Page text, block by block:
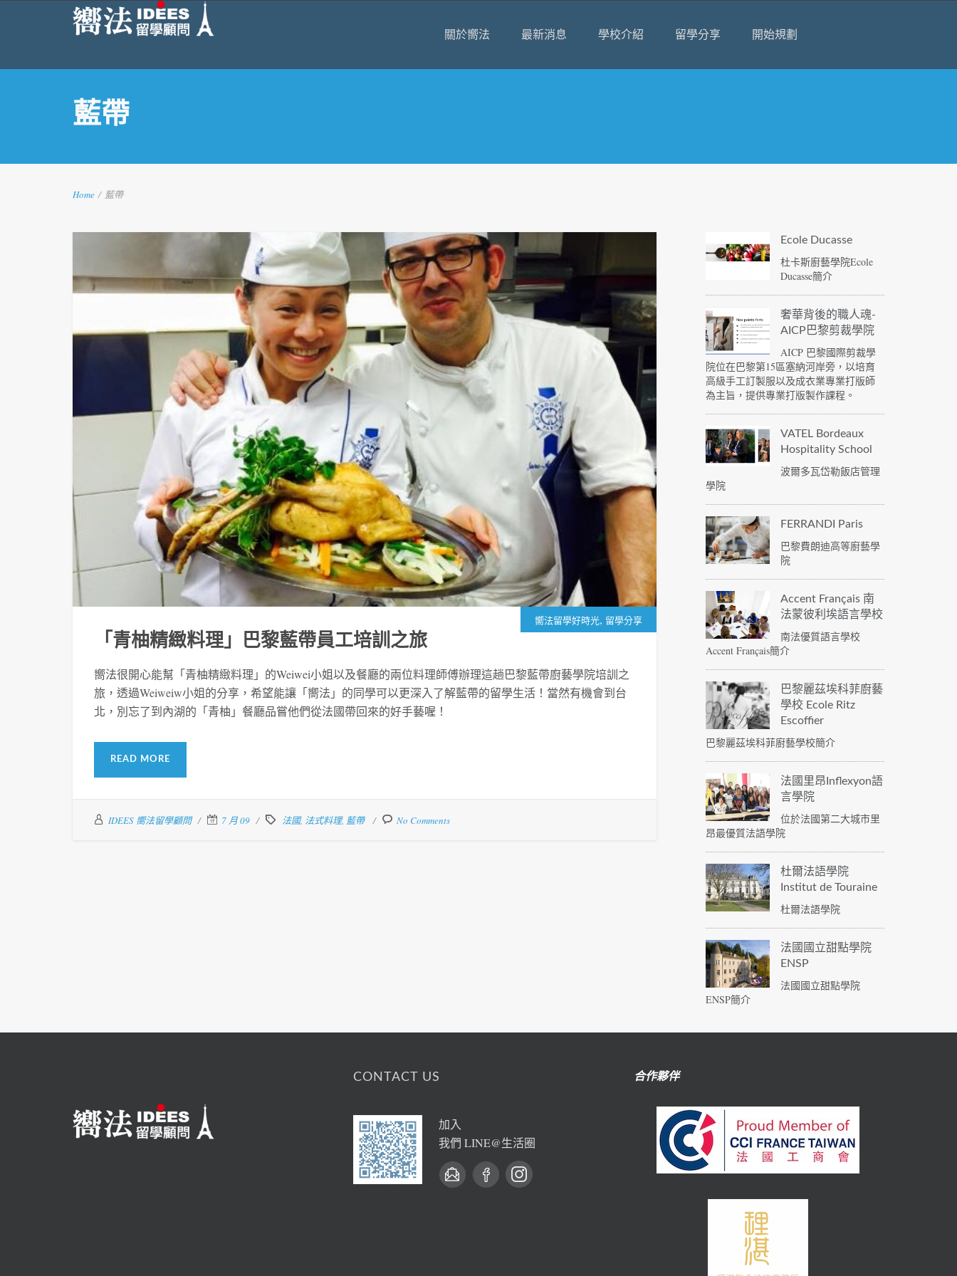
關於嚮法 最新消息 學校介紹 留學分享 開始規劃
藍帶
Home / 藍帶
嚮法留學好時光, 留學分享
「青柚精緻料理」巴黎藍帶員工培訓之旅
嚮法很開心能幫「青柚精緻料理」的Weiwei小姐以及餐廳的兩位料理師傅辦理這趟巴黎藍帶廚藝學院培訓之
旅，透過Weiweiw小姐的分享，希望能讓「嚮法」的同學可以更深入了解藍帶的留學生活！當然有機會到台
北，別忘了到內湖的「青柚」餐廳品嘗他們從法國帶回來的好手藝喔！
READ MORE
IDEES 嚮法留學顧問 7 月 09 法國, 法式料理, 藍帶 No Comments
Ecole Ducasse
杜卡斯廚藝學院Ecole
Ducasse簡介
奢華背後的職人魂-
AICP巴黎剪裁學院
AICP 巴黎國際剪裁學
院位在巴黎第15區塞納河岸旁，以培育
高級手工訂製服以及成衣業專業打版師
為主旨，提供專業打版製作課程。
VATEL Bordeaux
Hospitality School
波爾多瓦岱勒飯店管理
學院
FERRANDI Paris
巴黎費朗迪高等廚藝學
院
Accent Français 南
法蒙彼利埃語言學校
南法優質語言學校
Accent Français簡介
巴黎麗茲埃科菲廚藝
學校 Ecole Ritz
Escoffier
巴黎麗茲埃科菲廚藝學校簡介
法國里昂Inflexyon語
言學院
位於法國第二大城市里
昂最優質法語學院
杜爾法語學院
Institut de Touraine
杜爾法語學院
法國國立甜點學院
ENSP
法國國立甜點學院
ENSP簡介
CONTACT US
加入
我們 LINE@生活圈
合作夥伴